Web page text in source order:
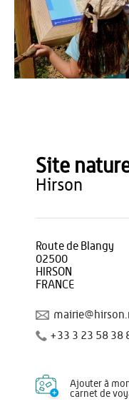
Site
hirson
Route de Blangy
02500
HIRSON
FRANCE
+33 3 23 58 38
Ajouter à
carnet de